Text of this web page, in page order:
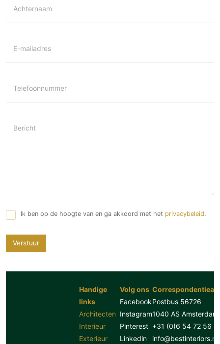
Achternaam
E-mailadres
Telefoonnummer
Bericht
Ik ben op de hoogte van en ga akkoord met het privacybeleid.
Verstuur
Handige
links
Architecten
Interieur
Exterieur
Volg ons
Facebook
Instagram
Pinterest
Linkedin
Postbus 56726
1040 AS Amsterdam
+31 (0)6 54 72 56
info@bestinteriors.nl